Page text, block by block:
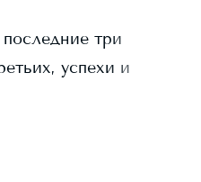
три
успехи и